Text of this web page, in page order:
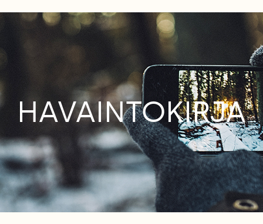
HAVAINTOKIRJA